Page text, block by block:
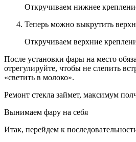
Откручиваем нижнее
Теперь можно выкрутить
Откручиваем верхние
После установки фары на место
отрегулируйте, чтобы не слепить
«светить в молоко».
Ремонт стекла займет, максимум
Вынимаем фару на себя
Итак, перейдем к